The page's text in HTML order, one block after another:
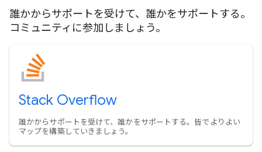
誰かからサポートを受けて、誰かをサポートする。
コミュニティに参加しましょう。
Stack Overflow
誰かからサポートを受けて、誰かをサポートする。皆でよりよい
マップを構築していきましょう。